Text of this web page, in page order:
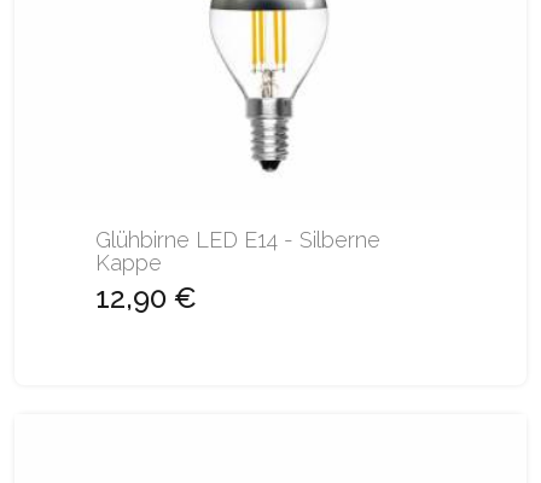
Glühbirne LED E14 - Silberne
Kappe
12,90 €